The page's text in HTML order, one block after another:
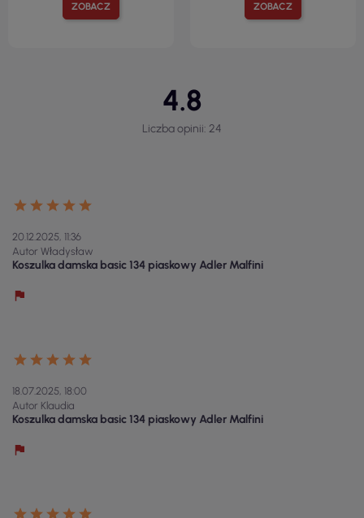
ZOBACZ ZOBACZ
4.8
Liczba opinii: 24
20.12.2025, 11:36
Autor Władysław
Koszulka damska basic 134 piaskowy Adler Malfini
18.07.2025, 18:00
Autor Klaudia
Koszulka damska basic 134 piaskowy Adler Malfini